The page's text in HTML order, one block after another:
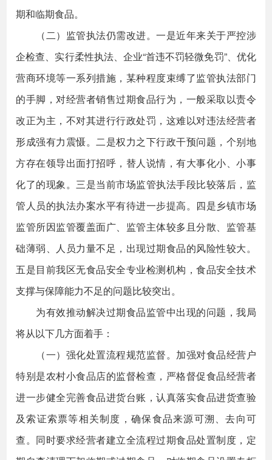
期和临期食品。
（二）监管执法仍需改进。一是近年来关于严控涉
企检查、实行柔性执法、企业“首违不罚轻微免罚”、优化
营商环境等一系列措施，某种程度束缚了监管执法部门
的手脚，对经营者销售过期食品行为，一般采取以责令
改正为主，不对其进行行政处罚，这难以对违法经营者
形成强有力震慑。二是权力之下行政干预问题，个别地
方存在领导出面打招呼，替人说情，有大事化小、小事
化了的现象。三是当前市场监管执法手段比较落后，监
管人员的执法办案水平有待进一步提高。四是乡镇市场
监管所因监管覆盖面广、监管主体较多且分散、监管基
础薄弱、人员力量不足，出现过期食品的风险性较大。
五是目前我区无食品安全专业检测机构，食品安全技术
支撑与保障能力不足的问题比较突出。
为有效推动解决过期食品监管中出现的问题，我局
将从以下几方面着手：
（一）强化处置流程规范监督。加强对食品经营户
特别是农村小食品店的监督检查，严格督促食品经营者
进一步健全完善食品进货台账，认真落实食品进货查验
及索证索票等相关制度，确保食品来源可溯、去向可
查。同时要求经营者建立全流程过期食品处置制度，定